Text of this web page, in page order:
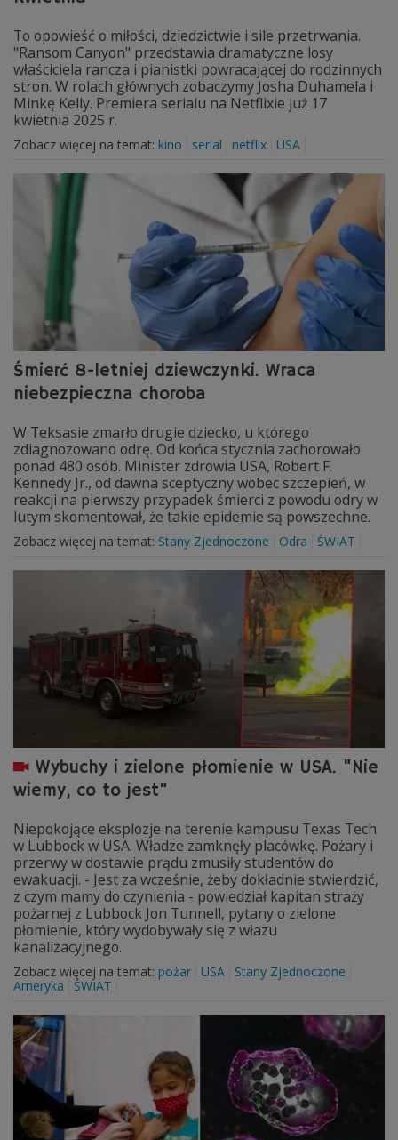
To opowieść o miłości, dziedzictwie i sile przetrwania.
"Ransom Canyon" przedstawia dramatyczne losy
właściciela rancza i pianistki powracającej do rodzinnych
stron. W rolach głównych zobaczymy Josha Duhamela i
Minkę Kelly. Premiera serialu na Netflixie już 17
kwietnia 2025 r.
Zobacz więcej na temat: kino serial netflix USA
Śmierć 8-letniej dziewczynki. Wraca
niebezpieczna choroba
W Teksasie zmarło drugie dziecko, u którego
zdiagnozowano odrę. Od końca stycznia zachorowało
ponad 480 osób. Minister zdrowia USA, Robert F.
Kennedy Jr., od dawna sceptyczny wobec szczepień, w
reakcji na pierwszy przypadek śmierci z powodu odry w
lutym skomentował, że takie epidemie są powszechne.
Zobacz więcej na temat: Stany Zjednoczone Odra ŚWIAT
Wybuchy i zielone płomienie w USA. "Nie
wiemy, co to jest"
Niepokojące eksplozje na terenie kampusu Texas Tech
w Lubbock w USA. Władze zamknęły placówkę. Pożary i
przerwy w dostawie prądu zmusiły studentów do
ewakuacji. - Jest za wcześnie, żeby dokładnie stwierdzić,
z czym mamy do czynienia - powiedział kapitan straży
pożarnej z Lubbock Jon Tunnell, pytany o zielone
płomienie, który wydobywały się z włazu
kanalizacyjnego.
Zobacz więcej na temat: pożar USA
Stany Zjednoczone
Ameryka
ŚWIAT